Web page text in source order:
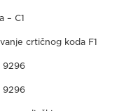
– C1
crtičnog koda F1
9296
9296